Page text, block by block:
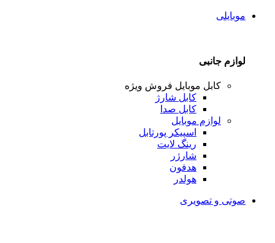
موبایلی
لوازم جانبی
کابل موبایل فروش ویژه
کابل شارژ
کابل صدا
لوازم موبایل
اسپیکر پورتابل
رینگ لایت
شارژر
هدفون
هولدر
صوتی و تصویری